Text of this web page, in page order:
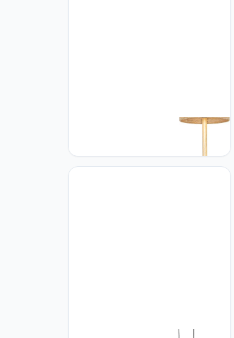
naturel 32 cm - Mels | Woonkamer |
Slaapkamer | Keuken - Hout Rond -